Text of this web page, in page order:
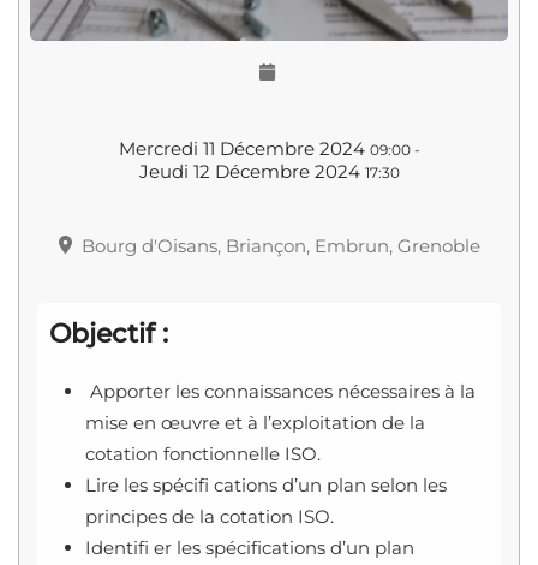
Mercredi 11 Décembre 2024 09:00-
Jeudi 12 Décembre 2024 17:30
Bourg d'Oisans, Briançon, Embrun, Grenoble
Objectif :
Apporter les connaissances nécessaires à la
mise en œuvre et à l’exploitation de la
cotation fonctionnelle ISO.
Lire les spécifi cations d’un plan selon les
principes de la cotation ISO.
Identifi er les spécifications d’un plan